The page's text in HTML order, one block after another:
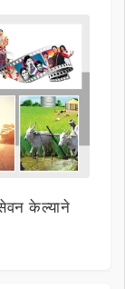
केल्याने